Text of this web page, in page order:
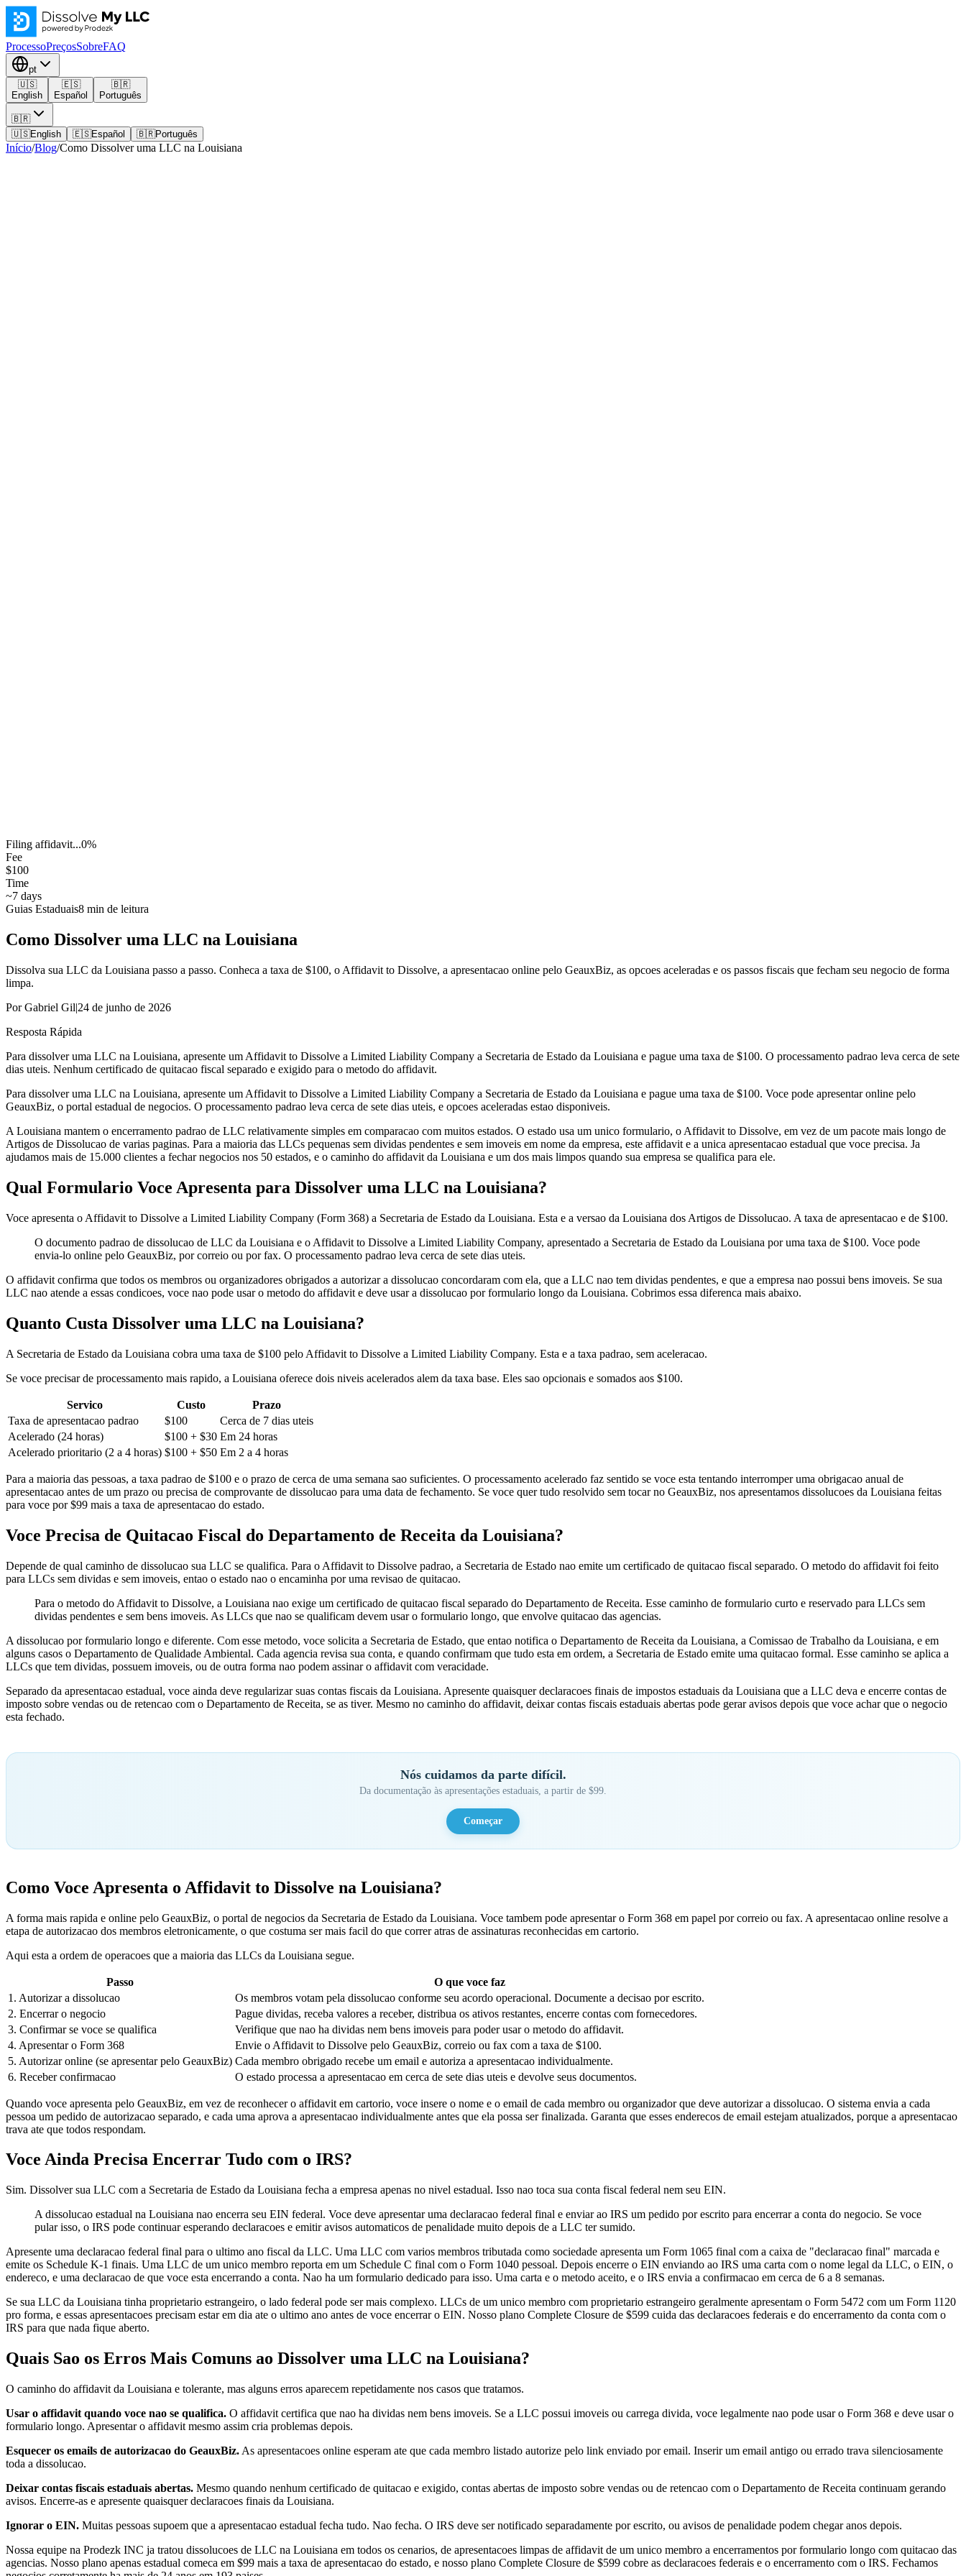
ProcessoPreçosSobreFAQ
pt
🇺🇸
English
🇪🇸
Español
🇧🇷
Português
🇧🇷
🇺🇸English 🇪🇸Español 🇧🇷Português
Início/Blog/Como Dissolver uma LLC na Louisiana
Filing affidavit...0%
Fee
$100
Time
~7 days
Guias Estaduais8 min de leitura
Como Dissolver uma LLC na Louisiana
Dissolva sua LLC da Louisiana passo a passo. Conheca a taxa de $100, o Affidavit to Dissolve, a apresentacao online pelo GeauxBiz, as opcoes aceleradas e os passos fiscais que fecham seu negocio de forma
limpa.
Por Gabriel Gil|24 de junho de 2026
Resposta Rápida
Para dissolver uma LLC na Louisiana, apresente um Affidavit to Dissolve a Limited Liability Company a Secretaria de Estado da Louisiana e pague uma taxa de $100. O processamento padrao leva cerca de sete
dias uteis. Nenhum certificado de quitacao fiscal separado e exigido para o metodo do affidavit.
Para dissolver uma LLC na Louisiana, apresente um Affidavit to Dissolve a Limited Liability Company a Secretaria de Estado da Louisiana e pague uma taxa de $100. Voce pode apresentar online pelo
GeauxBiz, o portal estadual de negocios. O processamento padrao leva cerca de sete dias uteis, e opcoes aceleradas estao disponiveis.
A Louisiana mantem o encerramento padrao de LLC relativamente simples em comparacao com muitos estados. O estado usa um unico formulario, o Affidavit to Dissolve, em vez de um pacote mais longo de
Artigos de Dissolucao de varias paginas. Para a maioria das LLCs pequenas sem dividas pendentes e sem imoveis em nome da empresa, este affidavit e a unica apresentacao estadual que voce precisa. Ja
ajudamos mais de 15.000 clientes a fechar negocios nos 50 estados, e o caminho do affidavit da Louisiana e um dos mais limpos quando sua empresa se qualifica para ele.
Qual Formulario Voce Apresenta para Dissolver uma LLC na Louisiana?
Voce apresenta o Affidavit to Dissolve a Limited Liability Company (Form 368) a Secretaria de Estado da Louisiana. Esta e a versao da Louisiana dos Artigos de Dissolucao. A taxa de apresentacao e de $100.
O documento padrao de dissolucao de LLC da Louisiana e o Affidavit to Dissolve a Limited Liability Company, apresentado a Secretaria de Estado da Louisiana por uma taxa de $100. Voce pode
envia-lo online pelo GeauxBiz, por correio ou por fax. O processamento padrao leva cerca de sete dias uteis.
O affidavit confirma que todos os membros ou organizadores obrigados a autorizar a dissolucao concordaram com ela, que a LLC nao tem dividas pendentes, e que a empresa nao possui bens imoveis. Se sua
LLC nao atende a essas condicoes, voce nao pode usar o metodo do affidavit e deve usar a dissolucao por formulario longo da Louisiana. Cobrimos essa diferenca mais abaixo.
Quanto Custa Dissolver uma LLC na Louisiana?
A Secretaria de Estado da Louisiana cobra uma taxa de $100 pelo Affidavit to Dissolve a Limited Liability Company. Esta e a taxa padrao, sem aceleracao.
Se voce precisar de processamento mais rapido, a Louisiana oferece dois niveis acelerados alem da taxa base. Eles sao opcionais e somados aos $100.
Servico Custo
Prazo
Taxa de apresentacao padrao
$100
Cerca de 7 dias uteis
Acelerado (24 horas)
$100 + $30 Em 24 horas
Acelerado prioritario (2 a 4 horas) $100 + $50 Em 2 a 4 horas
Para a maioria das pessoas, a taxa padrao de $100 e o prazo de cerca de uma semana sao suficientes. O processamento acelerado faz sentido se voce esta tentando interromper uma obrigacao anual de
apresentacao antes de um prazo ou precisa de comprovante de dissolucao para uma data de fechamento. Se voce quer tudo resolvido sem tocar no GeauxBiz, nos apresentamos dissolucoes da Louisiana feitas
para voce por $99 mais a taxa de apresentacao do estado.
Voce Precisa de Quitacao Fiscal do Departamento de Receita da Louisiana?
Depende de qual caminho de dissolucao sua LLC se qualifica. Para o Affidavit to Dissolve padrao, a Secretaria de Estado nao emite um certificado de quitacao fiscal separado. O metodo do affidavit foi feito
para LLCs sem dividas e sem imoveis, entao o estado nao o encaminha por uma revisao de quitacao.
Para o metodo do Affidavit to Dissolve, a Louisiana nao exige um certificado de quitacao fiscal separado do Departamento de Receita. Esse caminho de formulario curto e reservado para LLCs sem
dividas pendentes e sem bens imoveis. As LLCs que nao se qualificam devem usar o formulario longo, que envolve quitacao das agencias.
A dissolucao por formulario longo e diferente. Com esse metodo, voce solicita a Secretaria de Estado, que entao notifica o Departamento de Receita da Louisiana, a Comissao de Trabalho da Louisiana, e em
alguns casos o Departamento de Qualidade Ambiental. Cada agencia revisa sua conta, e quando confirmam que tudo esta em ordem, a Secretaria de Estado emite uma quitacao formal. Esse caminho se aplica a
LLCs que tem dividas, possuem imoveis, ou de outra forma nao podem assinar o affidavit com veracidade.
Separado da apresentacao estadual, voce ainda deve regularizar suas contas fiscais da Louisiana. Apresente quaisquer declaracoes finais de impostos estaduais da Louisiana que a LLC deva e encerre contas de
imposto sobre vendas ou de retencao com o Departamento de Receita, se as tiver. Mesmo no caminho do affidavit, deixar contas fiscais estaduais abertas pode gerar avisos depois que voce achar que o negocio
esta fechado.
Nós cuidamos da parte difícil.
Da documentação às apresentações estaduais, a partir de $99.
Começar
Como Voce Apresenta o Affidavit to Dissolve na Louisiana?
A forma mais rapida e online pelo GeauxBiz, o portal de negocios da Secretaria de Estado da Louisiana. Voce tambem pode apresentar o Form 368 em papel por correio ou fax. A apresentacao online resolve a
etapa de autorizacao dos membros eletronicamente, o que costuma ser mais facil do que correr atras de assinaturas reconhecidas em cartorio.
Aqui esta a ordem de operacoes que a maioria das LLCs da Louisiana segue.
Passo
O que voce faz
1. Autorizar a dissolucao
Os membros votam pela dissolucao conforme seu acordo operacional. Documente a decisao por escrito.
2. Encerrar o negocio
Pague dividas, receba valores a receber, distribua os ativos restantes, encerre contas com fornecedores.
3. Confirmar se voce se qualifica
Verifique que nao ha dividas nem bens imoveis para poder usar o metodo do affidavit.
4. Apresentar o Form 368
Envie o Affidavit to Dissolve pelo GeauxBiz, correio ou fax com a taxa de $100.
5. Autorizar online (se apresentar pelo GeauxBiz) Cada membro obrigado recebe um email e autoriza a apresentacao individualmente.
6. Receber confirmacao
O estado processa a apresentacao em cerca de sete dias uteis e devolve seus documentos.
Quando voce apresenta pelo GeauxBiz, em vez de reconhecer o affidavit em cartorio, voce insere o nome e o email de cada membro ou organizador que deve autorizar a dissolucao. O sistema envia a cada
pessoa um pedido de autorizacao separado, e cada uma aprova a apresentacao individualmente antes que ela possa ser finalizada. Garanta que esses enderecos de email estejam atualizados, porque a apresentacao
trava ate que todos respondam.
Voce Ainda Precisa Encerrar Tudo com o IRS?
Sim. Dissolver sua LLC com a Secretaria de Estado da Louisiana fecha a empresa apenas no nivel estadual. Isso nao toca sua conta fiscal federal nem seu EIN.
A dissolucao estadual na Louisiana nao encerra seu EIN federal. Voce deve apresentar uma declaracao federal final e enviar ao IRS um pedido por escrito para encerrar a conta do negocio. Se voce
pular isso, o IRS pode continuar esperando declaracoes e emitir avisos automaticos de penalidade muito depois de a LLC ter sumido.
Apresente uma declaracao federal final para o ultimo ano fiscal da LLC. Uma LLC com varios membros tributada como sociedade apresenta um Form 1065 final com a caixa de "declaracao final" marcada e
emite os Schedule K-1 finais. Uma LLC de um unico membro reporta em um Schedule C final com o Form 1040 pessoal. Depois encerre o EIN enviando ao IRS uma carta com o nome legal da LLC, o EIN, o
endereco, e uma declaracao de que voce esta encerrando a conta. Nao ha um formulario dedicado para isso. Uma carta e o metodo aceito, e o IRS envia a confirmacao em cerca de 6 a 8 semanas.
Se sua LLC da Louisiana tinha proprietario estrangeiro, o lado federal pode ser mais complexo. LLCs de um unico membro com proprietario estrangeiro geralmente apresentam o Form 5472 com um Form 1120
pro forma, e essas apresentacoes precisam estar em dia ate o ultimo ano antes de voce encerrar o EIN. Nosso plano Complete Closure de $599 cuida das declaracoes federais e do encerramento da conta com o
IRS para que nada fique aberto.
Quais Sao os Erros Mais Comuns ao Dissolver uma LLC na Louisiana?
O caminho do affidavit da Louisiana e tolerante, mas alguns erros aparecem repetidamente nos casos que tratamos.
Usar o affidavit quando voce nao se qualifica. O affidavit certifica que nao ha dividas nem bens imoveis. Se a LLC possui imoveis ou carrega divida, voce legalmente nao pode usar o Form 368 e deve usar o
formulario longo. Apresentar o affidavit mesmo assim cria problemas depois.
Esquecer os emails de autorizacao do GeauxBiz. As apresentacoes online esperam ate que cada membro listado autorize pelo link enviado por email. Inserir um email antigo ou errado trava silenciosamente
toda a dissolucao.
Deixar contas fiscais estaduais abertas. Mesmo quando nenhum certificado de quitacao e exigido, contas abertas de imposto sobre vendas ou de retencao com o Departamento de Receita continuam gerando
avisos. Encerre-as e apresente quaisquer declaracoes finais da Louisiana.
Ignorar o EIN. Muitas pessoas supoem que a apresentacao estadual fecha tudo. Nao fecha. O IRS deve ser notificado separadamente por escrito, ou avisos de penalidade podem chegar anos depois.
Nossa equipe na Prodezk INC ja tratou dissolucoes de LLC na Louisiana em todos os cenarios, de apresentacoes limpas de affidavit de um unico membro a encerramentos por formulario longo com quitacao das
agencias. Nosso plano apenas estadual comeca em $99 mais a taxa de apresentacao do estado, e nosso plano Complete Closure de $599 cobre as declaracoes federais e o encerramento com o IRS. Fechamos